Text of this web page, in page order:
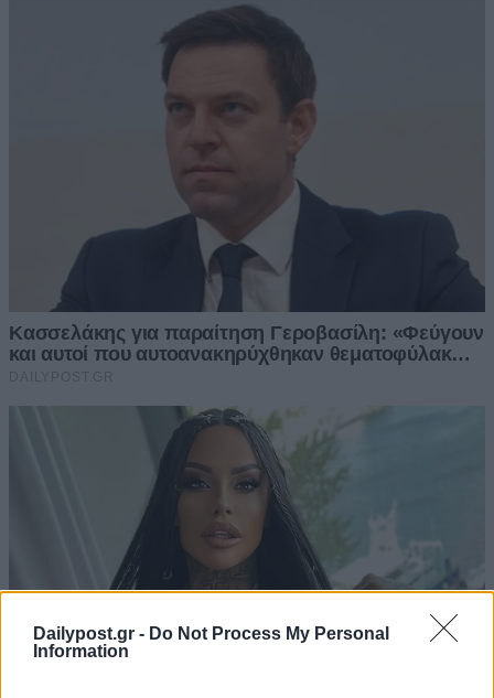
Dailypost.gr - Do Not Process My Personal
Information